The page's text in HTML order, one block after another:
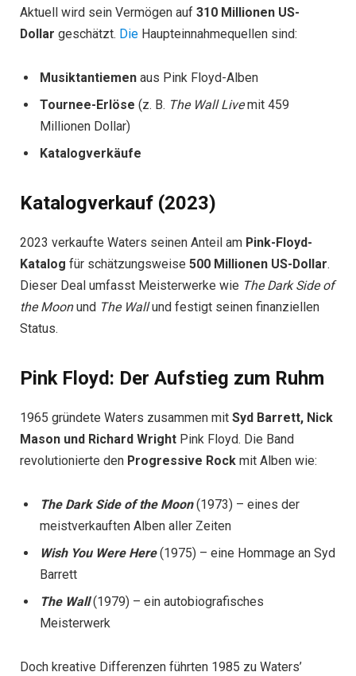
Aktuell wird sein Vermögen auf 310 Millionen US-
Dollar geschätzt. Die Haupteinnahmequellen sind:
Musiktantiemen aus Pink Floyd-Alben
Tournee-Erlöse (z. B. The Wall Livemit 459
Millionen Dollar)
Katalogverkäufe
Katalogverkauf (2023)
2023 verkaufte Waters seinen Anteil am Pink-Floyd-
Katalog für schätzungsweise 500 Millionen US-Dollar.
Dieser Deal umfasst Meisterwerke wie The Dark Side of
the Moonund The Wallund festigt seinen finanziellen
Status.
Pink Floyd: Der Aufstieg zum Ruhm
1965 gründete Waters zusammen mit Syd Barrett, Nick
Mason und Richard Wright Pink Floyd. Die Band
revolutionierte den Progressive Rock mit Alben wie:
The Dark Side of the Moon(1973) – eines der
meistverkauften Alben aller Zeiten
Wish You Were Here(1975) – eine Hommage an Syd
Barrett
The Wall(1979) – ein autobiografisches
Meisterwerk
Doch kreative Differenzen führten 1985 zu Waters’